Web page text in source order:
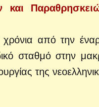
και
από την
σταθμό στην
της